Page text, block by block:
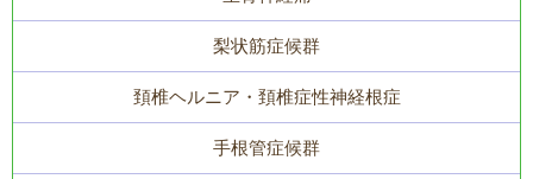
梨状筋症候群
頚椎ヘルニア・頚椎症性神経根症
手根管症候群